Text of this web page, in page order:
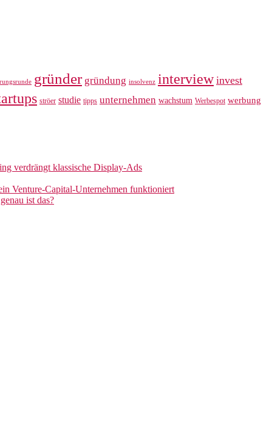
gründer gründung insolvenz interview invest
ströer studie tipps unternehmen wachstum Werbespot werbung
verdrängt klassische Display-Ads
Venture-Capital-Unternehmen funktioniert
ist das?